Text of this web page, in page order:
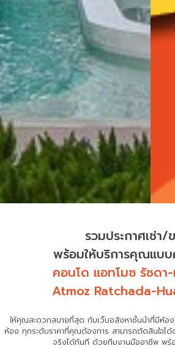
รวมประกาศเช่า/
พร้อมให้บริการคุณแบบ
คอนโด แอทโมซ รัชดา
Atmoz Ratchada-
ให้คุณสะดวกสบายที่สุด กับเว็บอสังหาชั้นนำที่มีห้อง
ห้อง ทุกระดับราคาที่คุณต้องการ สามารถตัดสินใจไ
จริงได้ทันที ด้วยทีมงานมืออาชีพ พร้